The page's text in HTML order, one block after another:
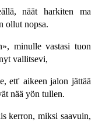
näät harkiten ma
ollut nopsa.
minulle vastasi tuon
vallitsevi,
ett' aikeen jalon jättää
nää yön tullen.
kerron, miksi saavuin,